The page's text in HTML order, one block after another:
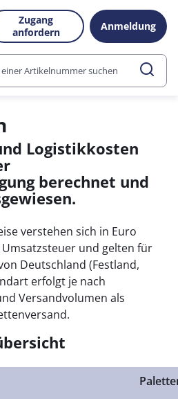
Zugang
anfordern
Anmeldung
Logistikkosten
berechnet und
verstehen sich in Euro
und gelten für
Deutschland (Festland,
erfolgt je nach
Versandvolumen als